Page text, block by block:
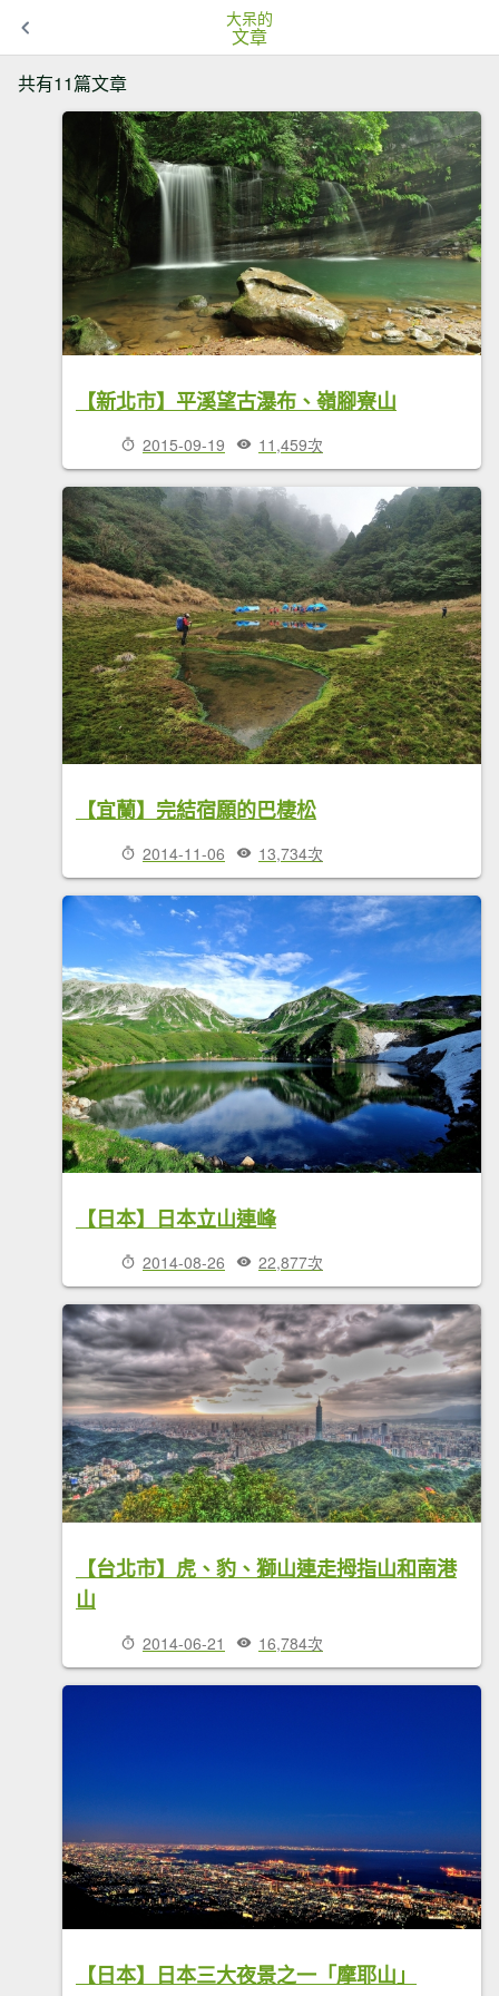
大呆的
文章
共有11篇文章
【新北市】平溪望古瀑布、嶺腳寮山
2015-09-19 11,459次
【宜蘭】完結宿願的巴棲松
2014-11-06 13,734次
【日本】日本立山連峰
2014-08-26 22,877次
【台北市】虎、豹、獅山連走拇指山和南港
山
2014-06-21 16,784次
【日本】日本三大夜景之一「摩耶山」